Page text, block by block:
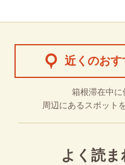
近くのお
箱根滞在中に
周辺にあるスポット
よく読